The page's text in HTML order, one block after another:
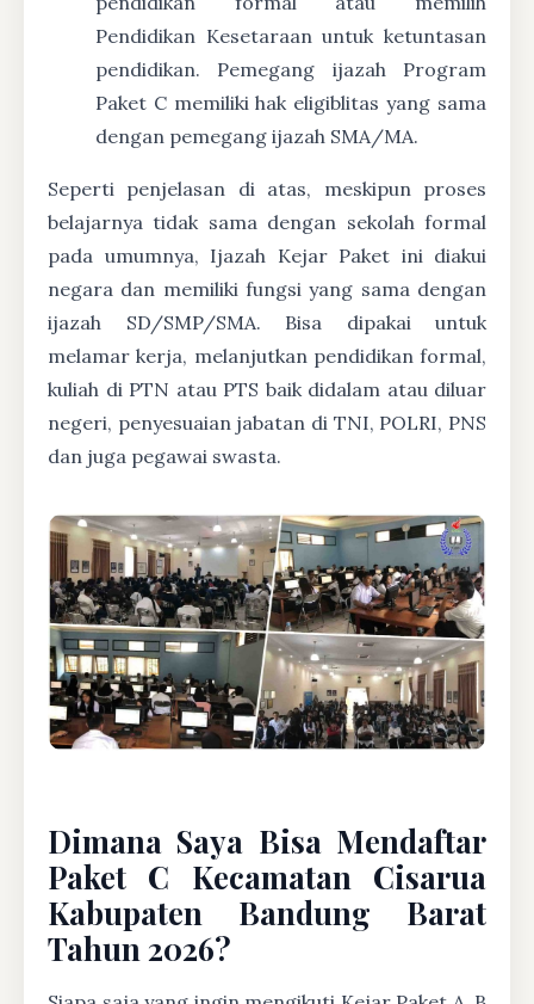
Pendidikan Kesetaraan untuk ketuntasan
pendidikan. Pemegang ijazah Program
Paket C memiliki hak eligiblitas yang sama
dengan pemegang ijazah SMA/MA.
Seperti penjelasan di atas, meskipun proses
belajarnya tidak sama dengan sekolah formal
pada umumnya, Ijazah Kejar Paket ini diakui
negara dan memiliki fungsi yang sama dengan
ijazah SD/SMP/SMA. Bisa dipakai untuk
melamar kerja, melanjutkan pendidikan formal,
kuliah di PTN atau PTS baik didalam atau diluar
negeri, penyesuaian jabatan di TNI, POLRI, PNS
dan juga pegawai swasta.
Dimana Saya Bisa Mendaftar
Paket C Kecamatan Cisarua
Kabupaten Bandung Barat
Tahun 2026?